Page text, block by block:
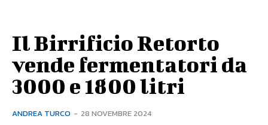
Il Birrificio Retorto
vende fermentatori da
3000 e 1800 litri
ANDREA TURCO - 28 NOVEMBRE 2024